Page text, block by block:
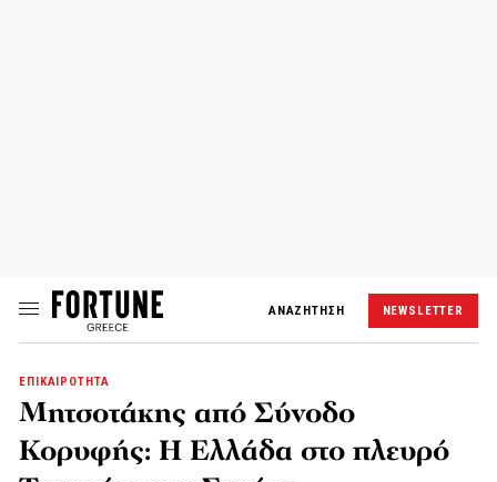
ΑΝΑΖΗΤΗΣΗ NEWSLETTER
ΕΠΙΚΑΙΡΟΤΗΤΑ
Μητσοτάκης από Σύνοδο
Κορυφής: Η Ελλάδα στο πλευρό